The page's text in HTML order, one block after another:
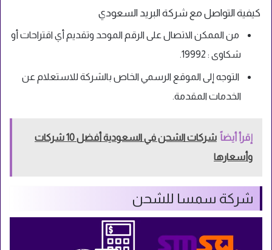
كيفية التواصل مع شركة البريد السعودي
من الممكن الاتصال على الرقم الموحد وتقديم أي اقتراحات أو
شكاوى : 19992.
التوجه إلى الموقع الرسمي الخاص بالشركة للاستعلام عن
الخدمات المقدمة.
إقرأ أيضاً
شركات الشحن في السعودية أفضل 10 شركات
وأسعارها
شركة سمسا للشحن